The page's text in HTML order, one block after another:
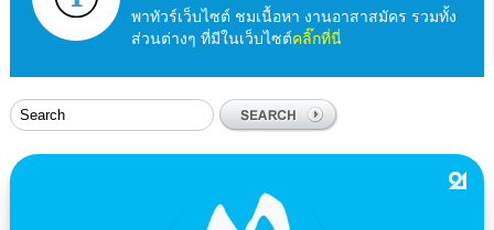
พาทัวร์เว็บไซต์ ชมเนื้อหา งานอาสาสมัคร รวมทั้ง
ส่วนต่างๆ ที่มีในเว็บไซต์คลิ๊กที่นี่